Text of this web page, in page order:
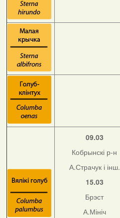
09.03
Кобрынскі р-н
А.Страчук і інш.
15.03
Брэст
А.Мініч